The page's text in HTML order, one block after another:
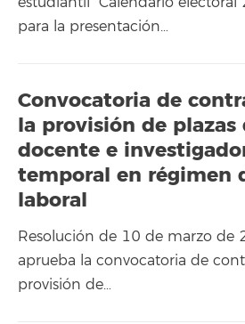
para la presentación…
Convocatoria de
la provisión de plazas
docente e
temporal en régimen
laboral
Resolución de 10 de marzo de
aprueba la convocatoria de
provisión de…